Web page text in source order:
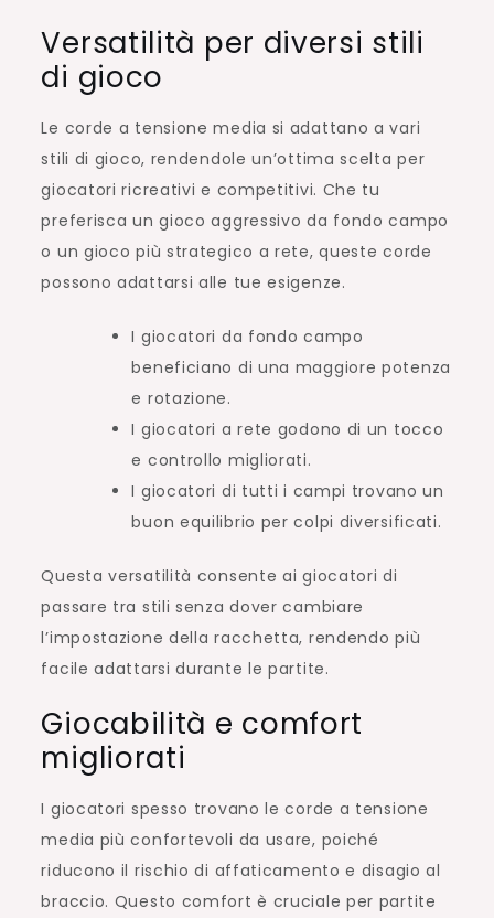
Versatilità per diversi stili
di gioco
Le corde a tensione media si adattano a vari
stili di gioco, rendendole un’ottima scelta per
giocatori ricreativi e competitivi. Che tu
preferisca un gioco aggressivo da fondo campo
o un gioco più strategico a rete, queste corde
possono adattarsi alle tue esigenze.
I giocatori da fondo campo
beneficiano di una maggiore potenza
e rotazione.
I giocatori a rete godono di un tocco
e controllo migliorati.
I giocatori di tutti i campi trovano un
buon equilibrio per colpi diversificati.
Questa versatilità consente ai giocatori di
passare tra stili senza dover cambiare
l’impostazione della racchetta, rendendo più
facile adattarsi durante le partite.
Giocabilità e comfort
migliorati
I giocatori spesso trovano le corde a tensione
media più confortevoli da usare, poiché
riducono il rischio di affaticamento e disagio al
braccio. Questo comfort è cruciale per partite